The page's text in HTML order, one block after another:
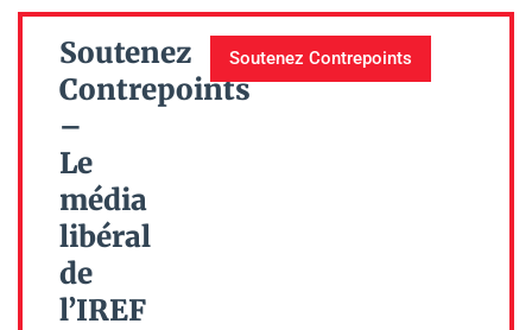
Soutenez
Contrepoints
–
Le
média
libéral
de
l’IREF
Soutenez Contrepoints